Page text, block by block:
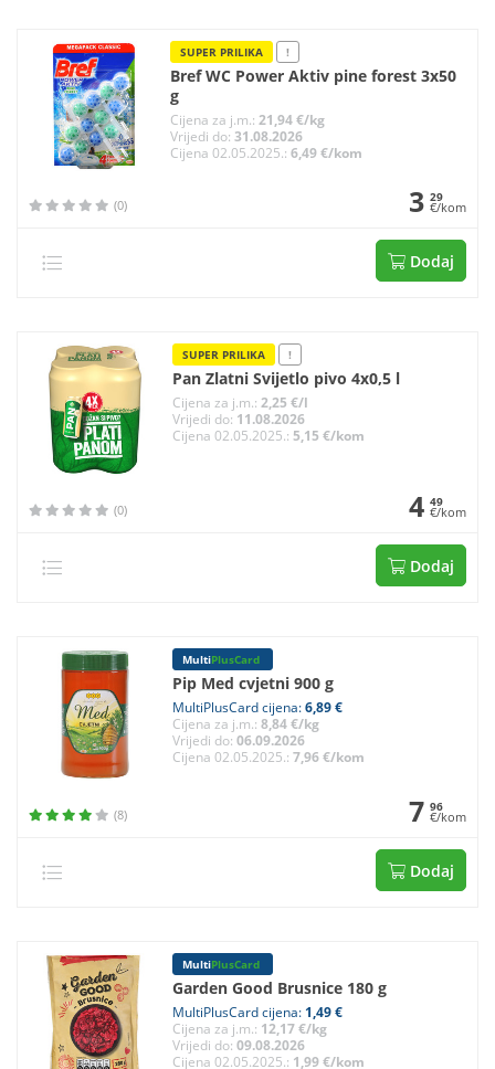
SUPER PRILIKA !
Bref WC Power Aktiv pine forest 3x50
g
Cijena za j.m.:21,94 €/kg
Vrijedi do:31.08.2026
Cijena 02.05.2025.:6,49 €/kom
(0) 3 29
€/kom
Dodaj
SUPER PRILIKA !
Pan Zlatni Svijetlo pivo 4x0,5 l
Cijena za j.m.: 2,25 €/l
Vrijedi do: 11.08.2026
Cijena 02.05.2025.: 5,15 €/kom
(0) 4 49
€/kom
Dodaj
MultiPlusCard
Pip Med cvjetni 900 g
MultiPlusCard cijena:6,89 €
Cijena za j.m.: 8,84 €/kg
Vrijedi do: 06.09.2026
Cijena 02.05.2025.: 7,96 €/kom
(8) 7 96
€/kom
Dodaj
MultiPlusCard
Garden Good Brusnice 180 g
MultiPlusCard cijena: 1,49 €
Cijena za j.m.: 12,17 €/kg
Vrijedi do: 09.08.2026
Cijena 02.05.2025.: 1,99 €/kom